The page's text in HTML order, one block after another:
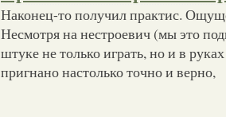
Наконец-то получил практис.
Несмотря на нестроевич (мы это
штуке не только играть, но и в
пригнано настолько точно и верно,